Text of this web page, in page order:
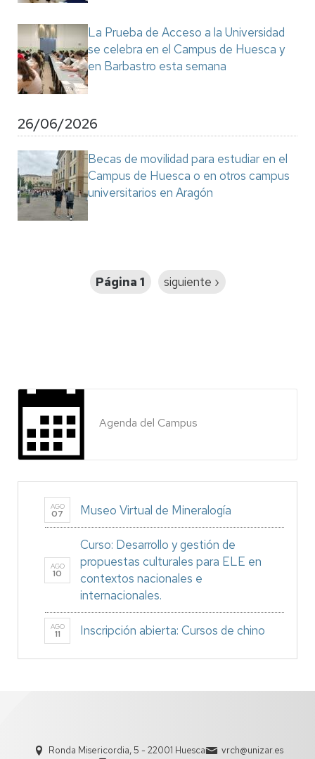
La Prueba de Acceso a la Universidad
se celebra en el Campus de Huesca y
en Barbastro esta semana
26/06/2026
Becas de movilidad para estudiar en el
Campus de Huesca o en otros campus
universitarios en Aragón
Página 1
Siguiente
siguiente ›
Agenda del Campus
AGO
07 Museo Virtual de Mineralogía
AGO
10
Curso: Desarrollo y gestión de
propuestas culturales para ELE en
contextos nacionales e
internacionales.
AGO
11 Inscripción abierta: Cursos de chino
Ronda Misericordia, 5 - 22001 Huesca
vrch@unizar.es